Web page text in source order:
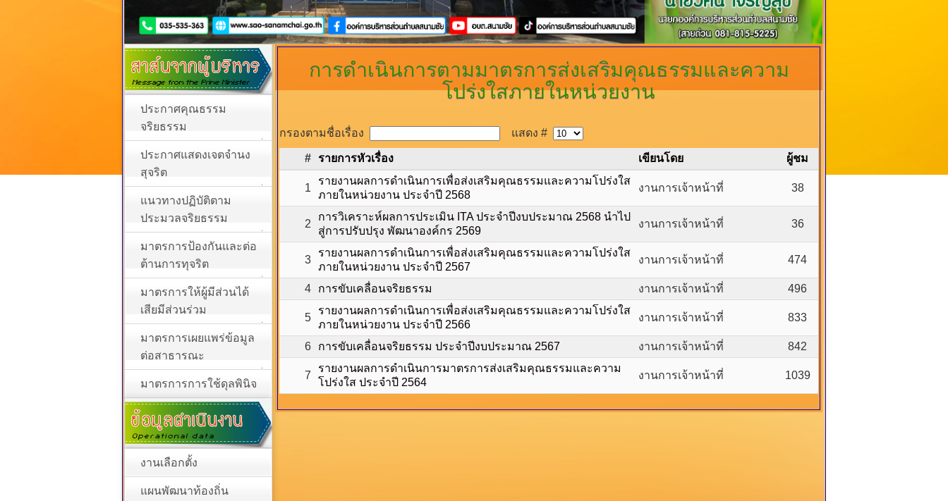
การดำเนินการตามมาตรการส่งเสริมคุณธรรมและความ
โปร่งใสภายในหน่วยงาน
กรองตามชื่อเรื่อง แสดง #
# รายการหัวเรื่อง เขียนโดย ผู้ชม
1
รายงานผลการดำเนินการเพื่อส่งเสริมคุณธรรมและความโปร่งใส
ภายในหน่วยงาน ประจำปี 2568
งานการเจ้าหน้าที่ 38
2
การวิเคราะห์ผลการประเมิน ITA ประจำปีงบประมาณ 2568 นำไป
สู่การปรับปรุง พัฒนาองค์กร 2569
งานการเจ้าหน้าที่ 36
3
รายงานผลการดำเนินการเพื่อส่งเสริมคุณธรรมและความโปร่งใส
ภายในหน่วยงาน ประจำปี 2567
งานการเจ้าหน้าที่ 474
4 การขับเคลื่อนจริยธรรม งานการเจ้าหน้าที่ 496
5
รายงานผลการดำเนินการเพื่อส่งเสริมคุณธรรมและความโปร่งใส
ภายในหน่วยงาน ประจำปี 2566
งานการเจ้าหน้าที่ 833
6 การขับเคลื่อนจริยธรรม ประจำปีงบประมาณ 2567 งานการเจ้าหน้าที่ 842
7
รายงานผลการดำเนินการมาตรการส่งเสริมคุณธรรมและความ
โปร่งใส ประจำปี 2564
งานการเจ้าหน้าที่ 1039
ประกาศคุณธรรม
จริยธรรม
ประกาศแสดงเจตจำนง
สุจริต
แนวทางปฏิบัติตาม
ประมวลจริยธรรม
มาตรการป้องกันและต่อ
ต้านการทุจริต
มาตรการให้ผู้มีส่วนได้
เสียมีส่วนร่วม
มาตรการเผยแพร่ข้อมูล
ต่อสาธารณะ
มาตรการการใช้ดุลพินิจ
งานเลือกตั้ง
แผนพัฒนาท้องถิ่น